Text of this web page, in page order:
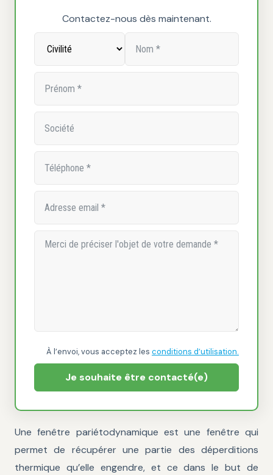
Contactez-nous dès maintenant.
À l’envoi, vous acceptez les conditions d’utilisation.
Je souhaite être contacté(e)
Une fenêtre pariétodynamique est une fenêtre qui
permet de récupérer une partie des déperditions
thermique qu’elle engendre, et ce dans le but de